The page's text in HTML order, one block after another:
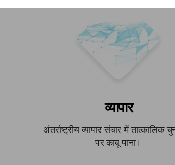
व्यापार
अंतर्राष्ट्रीय व्यापार संचार में तात्कालिक
पर काबू पाना।